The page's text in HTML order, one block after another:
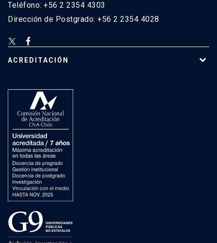
Teléfono: +56 2 2354 4303
Dirección de Postgrado: +56 2 2354 4028
ACREDITACIÓN